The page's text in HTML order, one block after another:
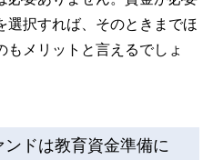
選択すれば、そのときまでほ
もメリットと言えるでしょ
ドは教育資金準備に